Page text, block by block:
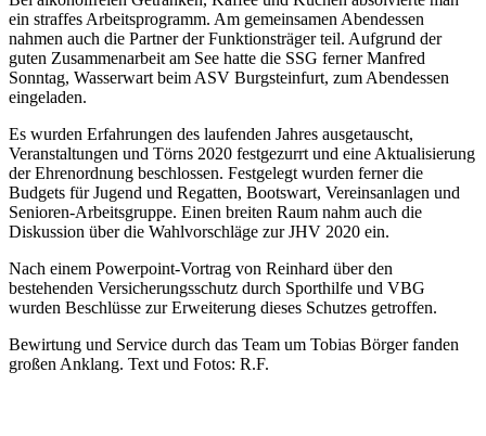
ein straffes Arbeitsprogramm. Am gemeinsamen Abendessen
nahmen auch die Partner der Funktionsträger teil. Aufgrund der
guten Zusammenarbeit am See hatte die SSG ferner Manfred
Sonntag, Wasserwart beim ASV Burgsteinfurt, zum Abendessen
eingeladen.
Es wurden Erfahrungen des laufenden Jahres ausgetauscht,
Veranstaltungen und Törns 2020 festgezurrt und eine Aktualisierung
der Ehrenordnung beschlossen. Festgelegt wurden ferner die
Budgets für Jugend und Regatten, Bootswart, Vereinsanlagen und
Senioren-Arbeitsgruppe. Einen breiten Raum nahm auch die
Diskussion über die Wahlvorschläge zur JHV 2020 ein.
Nach einem Powerpoint-Vortrag von Reinhard über den
bestehenden Versicherungsschutz durch Sporthilfe und VBG
wurden Beschlüsse zur Erweiterung dieses Schutzes getroffen.
Bewirtung und Service durch das Team um Tobias Börger fanden
großen Anklang. Text und Fotos: R.F.